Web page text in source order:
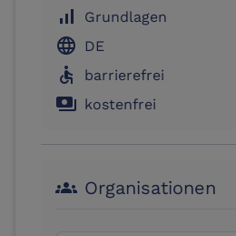
signal_cellular_alt Grundlagen
language DE
accessible barrierefrei
payments kostenfrei
groups Organisationen